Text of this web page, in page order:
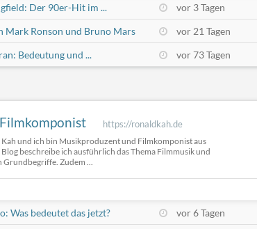
Der 90er-Hit im ... vor 3 Tagen
Mark Ronson und Bruno Mars
vor 21 Tagen
Bedeutung und ...
vor 73 Tagen
https://ronaldkah.de
Kah und ich bin Musikproduzent und Filmkomponist aus
beschreibe ich ausführlich das Thema Filmmusik und
Grundbegriffe. Zudem ...
Was bedeutet das jetzt? vor 6 Tagen